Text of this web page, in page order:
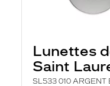
Lunettes
Saint
SL533 010 ARGENT